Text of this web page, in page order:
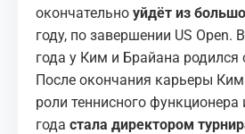
окончательно уйдёт из
году, по завершении US Open.
года у Ким и Брайана
После окончания карьеры
роли теннисного функционера
года стала директором